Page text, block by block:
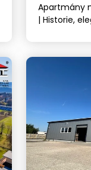
Apartmány
| Historie,
Praha